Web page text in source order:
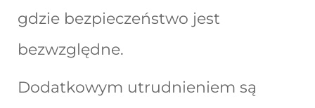
gdzie bezpieczeństwo jest
bezwzględne.
Dodatkowym utrudnieniem są